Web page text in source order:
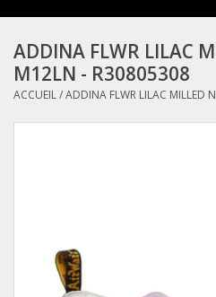
Converse
Kickers
Birkenstock
Demonia
ADDINA FLWR LILAC
M12LN - R30805308
ACCUEIL/ADDINA FLWR LILAC MILLED